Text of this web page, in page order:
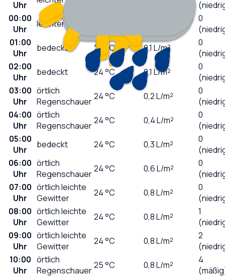
Uhr
00:00
Uhr
leichter Regen
0
01:00
Uhr
bedeckt 24 °C 0,1 L/m²
0
02:00
Uhr
bedeckt 24°C 0,1 L/m²
0
03:00
Uhr
örtlich
Regenschauer24°C 0,2L/m²
0
04:00
Uhr
örtlich
Regenschauer24°C 0,4L/m²
0
05:00
Uhr
bedeckt 24°C 0,3L/m²
0
06:00
Uhr
örtlich
Regenschauer24°C 0,6L/m²
0
07:00
Uhr
örtlich leichte
Gewitter
24°C 0,8L/m²
0
08:00
Uhr
örtlich leichte
Gewitter
24°C 0,8L/m²
1
09:00
Uhr
örtlich leichte
Gewitter
24°C 0,8L/m²
2
10:00
Uhr
örtlich
Regenschauer25°C 0,8L/m²
4